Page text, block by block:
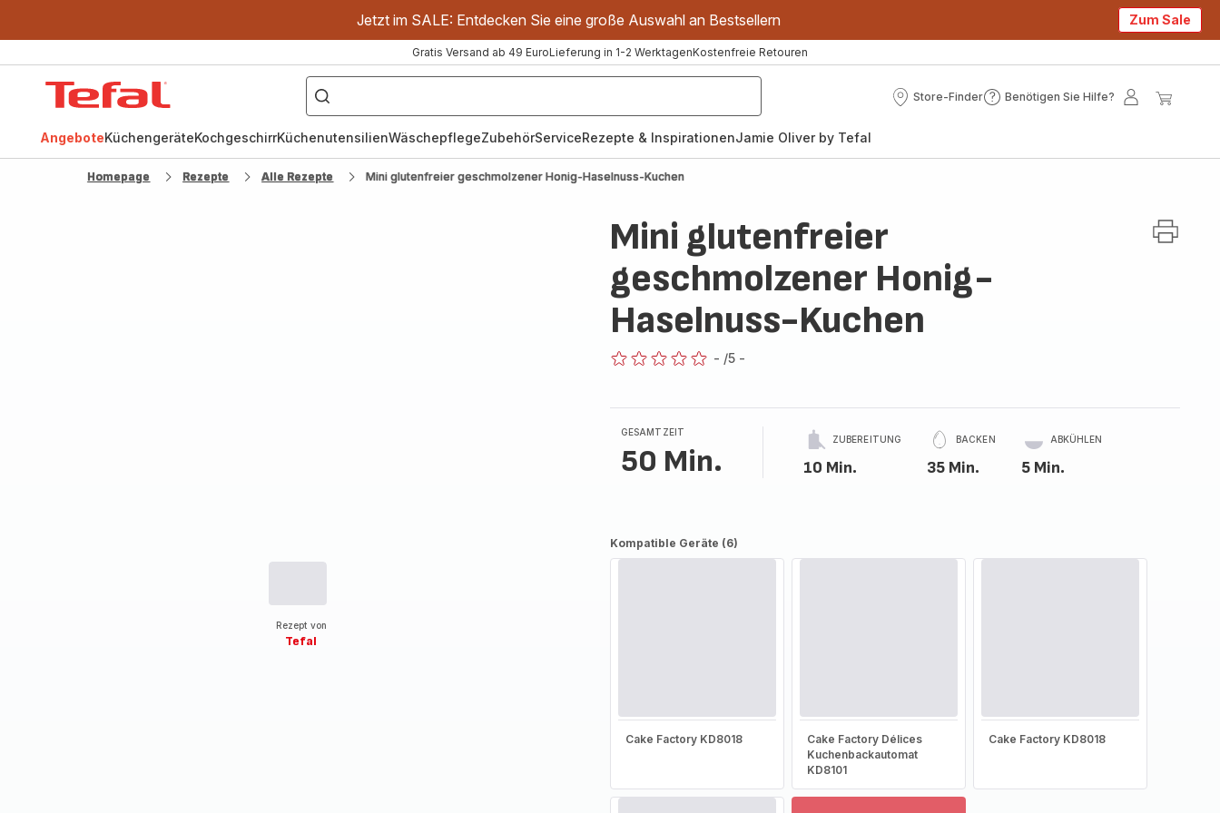
Jetzt im SALE: Entdecken Sie eine große Auswahl an Bestsellern Zum Sale
Gratis Versand ab 49 EuroLieferung in 1-2 WerktagenKostenfreie Retouren
["OptiGrill","Easy
Fry","Pfanne"]
Store-Finder
Store-
Benötigen Sie Hilfe?
Benötigen
Mein
AngeboteKüchengeräteKochgeschirrKüchenutensilienWäschepflegeZubehörServiceRezepte & InspirationenJamie Oliver by Tefal
Homepage Rezepte Alle Rezepte Mini glutenfreier geschmolzener Honig-Haselnuss-Kuchen
Rezept von
Tefal
Mini glutenfreier
geschmolzener Honig-
Haselnuss-Kuchen
- /5 -
GESAMTZEIT
50 Min.
ZUBEREITUNG
10 Min.
BACKEN
35 Min.
ABKÜHLEN
5 Min.
Kompatible Geräte (6)
Cake Factory KD8018
Cake Factory Délices
Kuchenbackautomat
KD8101
Cake Factory KD8018